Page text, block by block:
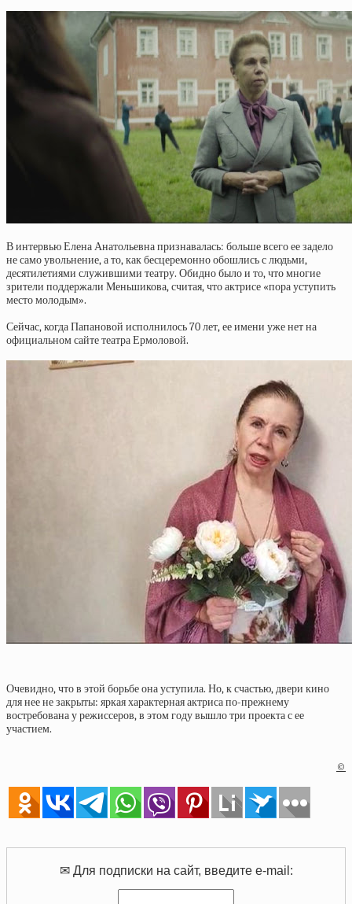
В интервью Елена Анатольевна признавалась: больше всего ее задело
не само увольнение, а то, как бесцеремонно обошлись с людьми,
десятилетиями служившими театру. Обидно было и то, что многие
зрители поддержали Меньшикова, считая, что актрисе «пора уступить
место молодым».
Сейчас, когда Папановой исполнилось 70 лет, ее имени уже нет на
официальном сайте театра Ермоловой.
Очевидно, что в этой борьбе она уступила. Но, к счастью, двери кино
для нее не закрыты: яркая характерная актриса по-прежнему
востребована у режиссеров, в этом году вышло три проекта с ее
участием.
©
✉ Для подписки на сайт, введите e-mail: